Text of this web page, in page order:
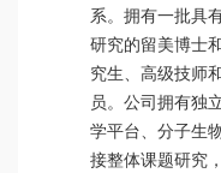
系。拥有一批具
研究的留美博士
究生、高级技师
员。公司拥有独
学平台、分子生
接整体课题研究